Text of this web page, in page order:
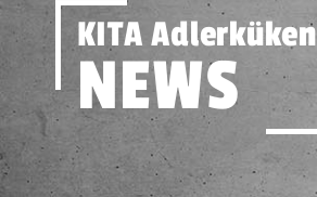
KITA Adlerküken
NEWS